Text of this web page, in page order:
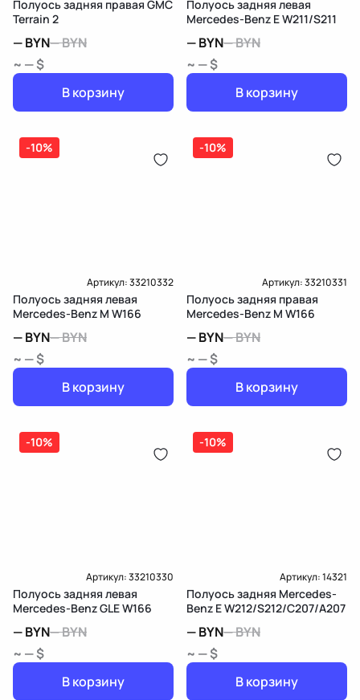
Полуось задняя правая GMC
Terrain 2
—BYN—BYN
~ — $
В корзину
Полуось задняя левая
Mercedes-Benz E W211/S211
—BYN—BYN
~ — $
В корзину
-10%
Артикул:33210332
Полуось задняя левая
Mercedes-Benz M W166
—BYN—BYN
~ — $
В корзину
-10%
Артикул:33210331
Полуось задняя правая
Mercedes-Benz M W166
—BYN—BYN
~ — $
В корзину
-10%
Артикул:33210330
Полуось задняя левая
Mercedes-Benz GLE W166
—BYN—BYN
~ — $
В корзину
-10%
Артикул:14321
Полуось задняя Mercedes-
Benz E W212/S212/C207/A207
—BYN—BYN
~ — $
В корзину